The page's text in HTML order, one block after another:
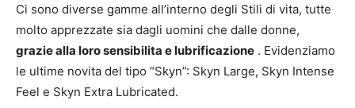
Ci sono diverse gamme all’interno degli Stili di vita, tutte
molto apprezzate sia dagli uomini che dalle donne,
grazie alla loro sensibilita e lubrificazione . Evidenziamo
le ultime novita del tipo “Skyn”: Skyn ​​​​Large, Skyn ​​​​Intense
Feel e Skyn ​​​​Extra Lubricated.